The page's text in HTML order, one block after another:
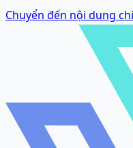
Chuyển đến nội dung